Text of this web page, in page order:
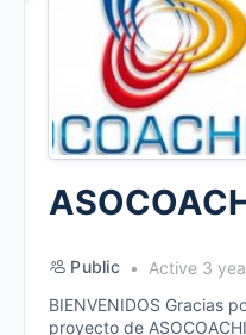
Public
Active 3
BIENVENIDOS Gracias
proyecto de